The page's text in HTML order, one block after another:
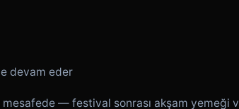
devam eder
— festival sonrası akşam yemeği